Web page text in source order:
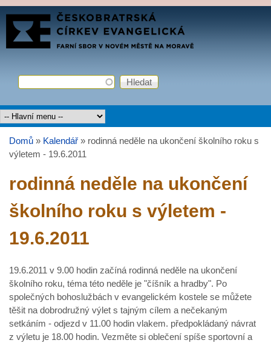
Přejít k hlavnímu obsahu
FARNÍ
SBOR
Vyhledávání
Hledat
Hlavní menu
Jste zde
Domů » Kalendář » rodinná neděle na ukončení školního roku s
výletem - 19.6.2011
rodinná neděle na ukončení
školního roku s výletem -
19.6.2011
19.6.2011 v 9.00 hodin začíná rodinná neděle na ukončení
školního roku, téma této neděle je "číšník a hradby". Po
společných bohoslužbách v evangelickém kostele se můžete
těšit na dobrodružný výlet s tajným cílem a nečekaným
setkáním - odjezd v 11.00 hodin vlakem. předpokládaný návrat
z výletu je 18.00 hodin. Vezměte si oblečení spíše sportovní a